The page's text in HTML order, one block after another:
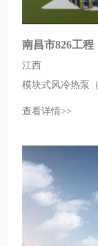
南昌市826工程
江西
模块式风冷热泵
查看详情>>